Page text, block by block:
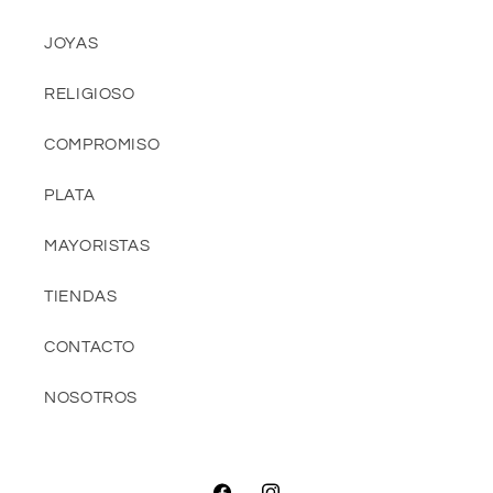
JOYAS
RELIGIOSO
COMPROMISO
PLATA
MAYORISTAS
TIENDAS
CONTACTO
NOSOTROS